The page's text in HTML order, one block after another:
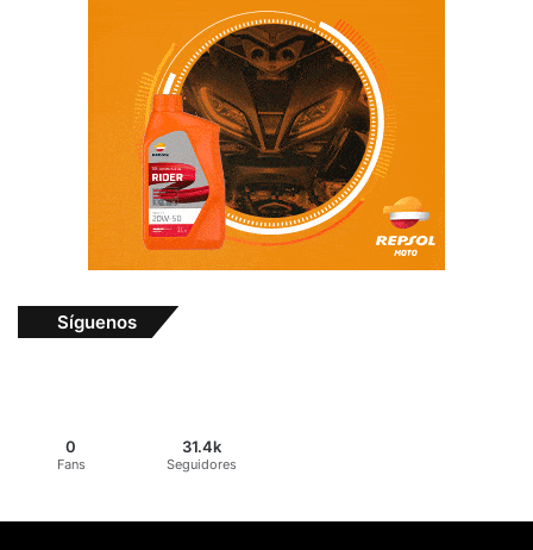
Síguenos
0
Fans
31.4k
Seguidores